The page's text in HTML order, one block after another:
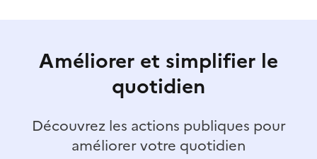
Améliorer et simplifier le
quotidien
Découvrez les actions publiques pour
améliorer votre quotidien